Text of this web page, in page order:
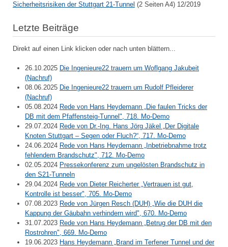
Sicherheitsrisiken der Stuttgart 21-Tunnel (2 Seiten A4) 12/2019
Letzte Beiträge
Direkt auf einen Link klicken oder nach unten blättern...
26.10.2025 Die Ingenieure22 trauern um Woflgang Jakubeit
(Nachruf)
08.06.2025 Die Ingenieure22 trauern um Rudolf Pfleiderer
(Nachruf)
05.08.2024 Rede von Hans Heydemann „Die faulen Tricks der
DB mit dem Pfaffensteig-Tunnel", 718. Mo-Demo
29.07.2024 Rede von Dr.-Ing. Hans Jörg Jäkel „Der Digitale
Knoten Stuttgart – Segen oder Fluch?“, 717. Mo-Demo
24.06.2024 Rede von Hans Heydemann „Inbetriebnahme trotz
fehlendem Brandschutz", 712. Mo-Demo
02.05.2024 Pressekonferenz zum ungelösten Brandschutz in
den S21-Tunneln
29.04.2024 Rede von Dieter Reicherter „Vertrauen ist gut,
Kontrolle ist besser", 705. Mo-Demo
07.08.2023 Rede von Jürgen Resch (DUH) „Wie die DUH die
Kappung der Gäubahn verhindern wird", 670. Mo-Demo
31.07.2023 Rede von Hans Heydemann „Betrug der DB mit den
Rostrohren", 669. Mo-Demo
19.06.2023 Hans Heydemann „Brand im Terfener Tunnel und der